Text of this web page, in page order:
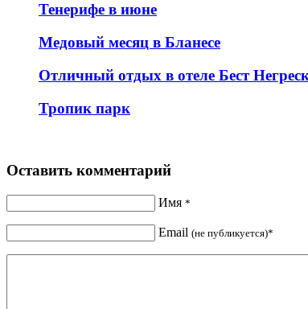
Тенерифе в июне
Медовый месяц в Бланесе
Отличный отдых в отеле Бест
Тропик парк
Оставить комментарий
Имя *
Email (не публикуется)*